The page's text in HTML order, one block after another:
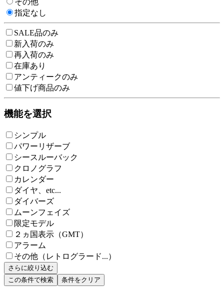
指定なし
SALE品のみ
新入荷のみ
再入荷のみ
在庫あり
アンティークのみ
値下げ商品のみ
機能を選択
シンプル
パワーリザーブ
シースルーバック
クロノグラフ
カレンダー
ダイヤ、etc...
ダイバーズ
ムーンフェイズ
限定モデル
２ヵ国表示（GMT）
アラーム
その他（レトログラード...）
さらに絞り込む
この条件で検索
条件をクリア